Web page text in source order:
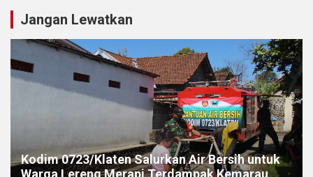
Jangan Lewatkan
Kodim 0723/Klaten Salurkan Air Bersih untuk
Warga Lereng Merapi Terdampak Kemarau